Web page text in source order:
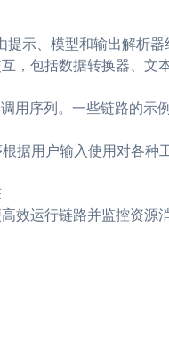
提示、模型和输出解析器
，包括数据转换器、文
用序列。一些链路的示
据用户输入使用对各种
效运行链路并监控资源